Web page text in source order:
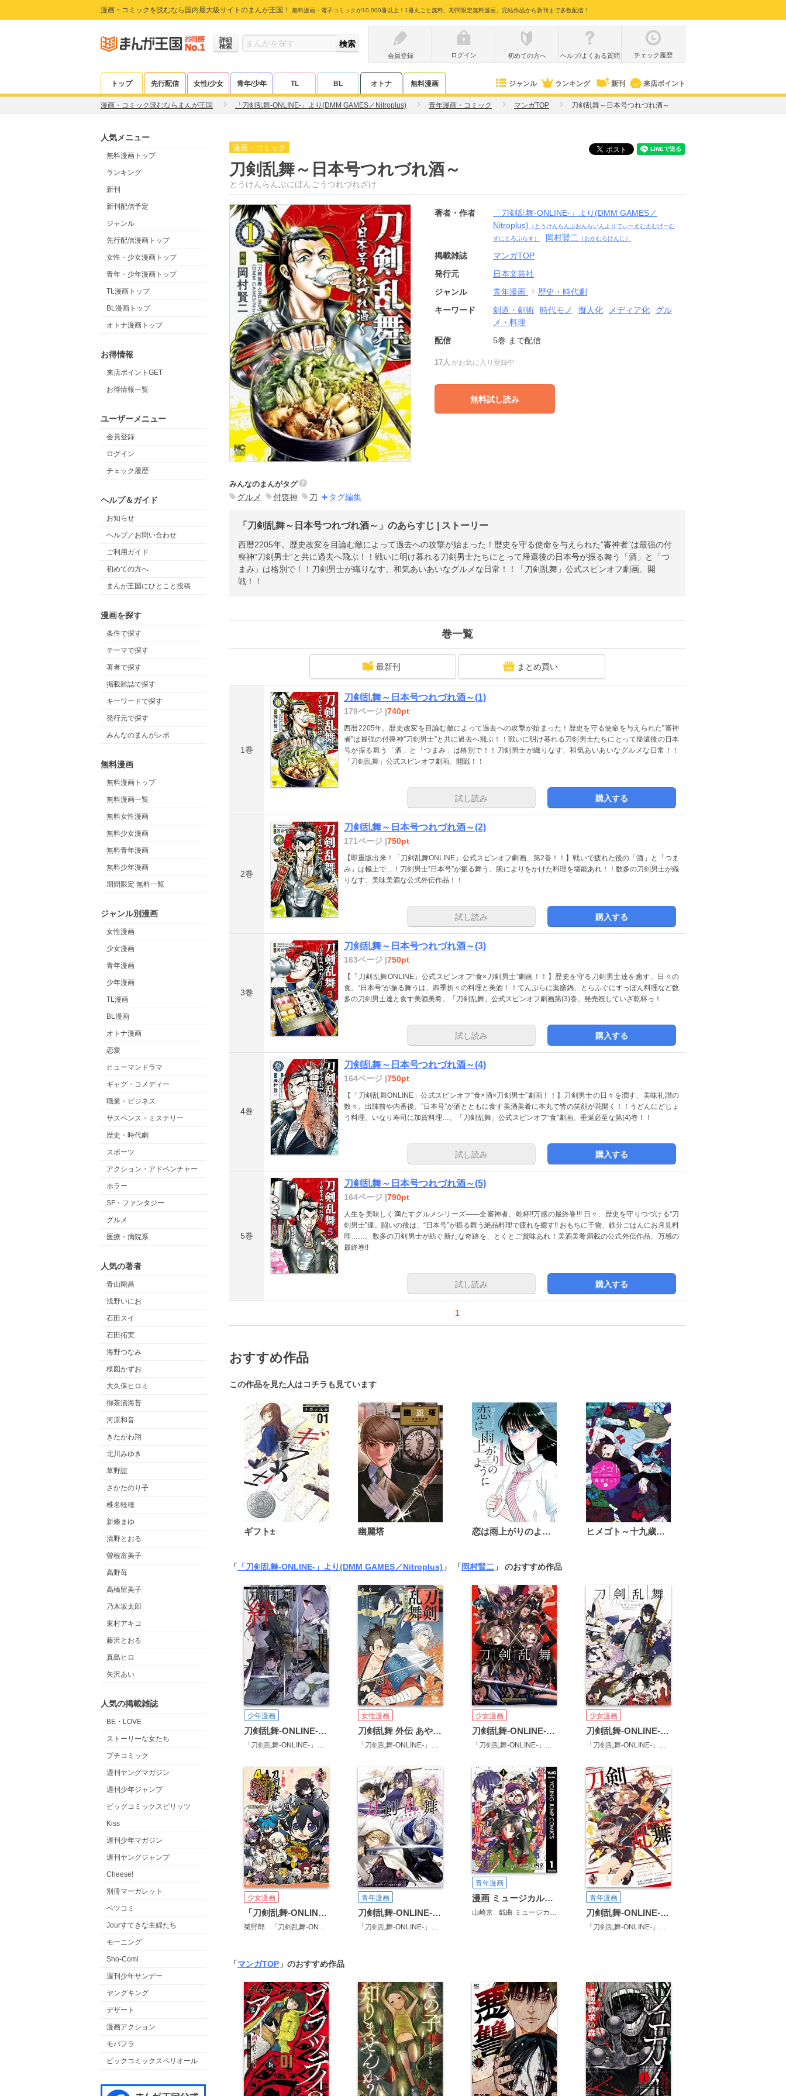
漫画・コミックを読むなら国内最大級サイトのまんが王国！ 無料漫画・電子コミックが10,000冊以上！1冊丸ごと無料、期間限定無料漫画、完結作品から新刊まで多数配信！
詳細
検索
会員登録
ログイン 初めての方へ ヘルプ/よくある質問 チェック履歴
トップ 先行配信 女性/少女 青年/少年 TL BL オトナ 無料漫画 ジャンル ランキング 新刊 来店ポイント
漫画・コミック読むならまんが王国 「刀剣乱舞-ONLINE-」より(DMM GAMES／Nitroplus) 青年漫画・コミック マンガTOP 刀剣乱舞～日本号つれづれ酒～
人気メニュー
無料漫画トップ
ランキング
新刊
新刊配信予定
ジャンル
先行配信漫画トップ
女性・少女漫画トップ
青年・少年漫画トップ
TL漫画トップ
BL漫画トップ
オトナ漫画トップ
お得情報
来店ポイントGET
お得情報一覧
ユーザーメニュー
会員登録
ログイン
チェック履歴
ヘルプ＆ガイド
お知らせ
ヘルプ／お問い合わせ
ご利用ガイド
初めての方へ
まんが王国にひとこと投稿
漫画を探す
条件で探す
テーマで探す
著者で探す
掲載雑誌で探す
キーワードで探す
発行元で探す
みんなのまんがレポ
無料漫画
無料漫画トップ
無料漫画一覧
無料女性漫画
無料少女漫画
無料青年漫画
無料少年漫画
期間限定 無料一覧
ジャンル別漫画
女性漫画
少女漫画
青年漫画
少年漫画
TL漫画
BL漫画
オトナ漫画
恋愛
ヒューマンドラマ
ギャグ・コメディー
職業・ビジネス
サスペンス・ミステリー
歴史・時代劇
スポーツ
アクション・アドベンチャー
ホラー
SF・ファンタジー
グルメ
医療・病院系
人気の著者
青山剛昌
浅野いにお
石田スイ
石田拓実
海野つなみ
楳図かずお
大久保ヒロミ
御茶漬海苔
河原和音
きたがわ翔
北川みゆき
草野誼
さかたのり子
椎名軽穂
新條まゆ
清野とおる
曽根富美子
高野苺
高橋留美子
乃木坂太郎
東村アキコ
藤沢とおる
真島ヒロ
矢沢あい
人気の掲載雑誌
BE・LOVE
ストーリーな女たち
プチコミック
週刊ヤングマガジン
週刊少年ジャンプ
ビッグコミックスピリッツ
Kiss
週刊少年マガジン
週刊ヤングジャンプ
Cheese!
別冊マーガレット
ベツコミ
Jourすてきな主婦たち
モーニング
Sho-Comi
週刊少年サンデー
ヤングキング
デザート
漫画アクション
モバフラ
ビックコミックスペリオール
漫画・コミック
刀剣乱舞～日本号つれづれ酒～
とうけんらんぶにほんごうつれづれざけ
著者・作者
「刀剣乱舞-ONLINE-」より(DMM GAMES／
Nitroplus) （とうけんらんぶおんらいんよりでぃーえむえむげーむ
ずにとろぷらす）
岡村賢二 （おかむらけんじ）
掲載雑誌
マンガTOP
発行元
日本文芸社
ジャンル
青年漫画
歴史・時代劇
キーワード
剣道・剣術 時代モノ 擬人化 メディア化
グル
メ・料理
配信
5巻 まで配信
17人 がお気に入り登録中
無料試し読み
みんなのまんがタグ
グルメ 付喪神 刀 タグ編集
「刀剣乱舞～日本号つれづれ酒～」のあらすじ | ストーリー
西暦2205年。歴史改変を目論む敵によって過去への攻撃が始まった！歴史を守る使命を与えられた”審神者”は最強の付
喪神”刀剣男士”と共に過去へ飛ぶ！！戦いに明け暮れる刀剣男士たちにとって帰還後の日本号が振る舞う「酒」と「つ
まみ」は格別で！！刀剣男士が織りなす、和気あいあいなグルメな日常！！「刀剣乱舞」公式スピンオフ劇画、開
戦！！
巻一覧
最新刊 まとめ買い
1巻
刀剣乱舞～日本号つれづれ酒～(1)
179ページ |740pt
西暦2205年。歴史改変を目論む敵によって過去への攻撃が始まった！歴史を守る使命を与えられた”審神
者”は最強の付喪神”刀剣男士”と共に過去へ飛ぶ！！戦いに明け暮れる刀剣男士たちにとって帰還後の日本
号が振る舞う「酒」と「つまみ」は格別で！！刀剣男士が織りなす、和気あいあいなグルメな日常！！
「刀剣乱舞」公式スピンオフ劇画、開戦！！
試し読み 購入する
2巻
刀剣乱舞～日本号つれづれ酒～(2)
171ページ |750pt
【即重版出来！「刀剣乱舞ONLINE」公式スピンオフ劇画、第2巻！！】戦いで疲れた後の「酒」と「つま
み」は極上で…！刀剣男士”日本号”が振る舞う、腕によりをかけた料理を堪能あれ！！数多の刀剣男士が織
りなす、美味美酒な公式外伝作品！！
試し読み 購入する
3巻
刀剣乱舞～日本号つれづれ酒～(3)
163ページ |750pt
【「刀剣乱舞ONLINE」公式スピンオフ“食×刀剣男士”劇画！！】歴史を守る刀剣男士達を癒す、日々の
食。”日本号”が振る舞うは、四季折々の料理と美酒！！てんぷらに薬膳鍋、とらふぐにすっぽん料理など数
多の刀剣男士達と食す美酒美肴。「刀剣乱舞」公式スピンオフ劇画第(3)巻、発売祝していざ乾杯っ！
試し読み 購入する
4巻
刀剣乱舞～日本号つれづれ酒～(4)
164ページ |750pt
【「刀剣乱舞ONLINE」公式スピンオフ“食×酒×刀剣男士”劇画！！】刀剣男士の日々を潤す、美味礼讃の
数々。出陣前や内番後、”日本号”が酒とともに食す美酒美肴に本丸で皆の笑顔が花開く！！うどんにどじょ
う料理、いなり寿司に加賀料理…。「刀剣乱舞」公式スピンオフ“食”劇画、垂涎必至な第(4)巻！！
試し読み 購入する
5巻
刀剣乱舞～日本号つれづれ酒～(5)
164ページ |790pt
人生を美味しく満たすグルメシリーズ――全審神者、乾杯!!万感の最終巻!!! 日々、歴史を守りつづける“刀
剣男士”達。闘いの後は、“日本号”が振る舞う絶品料理で疲れを癒す!! おもちに干物、鉄分ごはんにお月見料
理……。数多の刀剣男士が紡ぐ新たな奇跡を、とくとご賞味あれ！美酒美肴満載の公式外伝作品、万感の
最終巻!!
試し読み 購入する
1
おすすめ作品
この作品を見た人はコチラも見ています
ギフト± 幽麗塔 恋は雨上がりのように ヒメゴト～十九歳の制服～
「 「刀剣乱舞-ONLINE-」より(DMM GAMES／Nitroplus) 」 「岡村賢二 」 のおすすめ作品
少年漫画
刀剣乱舞-ONLINE-アンソロジーコミック刀剣乱舞-ONLINE-絆
「刀剣乱舞-ONLINE-」より(DMM GAMES／Nitroplus)
女性漫画
刀剣乱舞 外伝 あやかし譚
「刀剣乱舞-ONLINE-」より(DMM GAMES／Nitroplus) 蜷川ヤエコ
少女漫画
刀剣乱舞-ONLINE-アンソロジーコミック～スクエニの陣～
「刀剣乱舞-ONLINE-」より(DMM GAMES／Nitroplus)
少女漫画
刀剣乱舞-ONLINE-アンソロジーコミック～刀剣男士新風録～
「刀剣乱舞-ONLINE-」より(DMM GAMES／Nitroplus)
少女漫画
「刀剣乱舞-ONLINE-」アンソロジーコミック『4コマらんぶっ～ぷちらんぶっ～』
菊野郎 「刀剣乱舞-ONLINE-」より(DMM GAMES／Nitroplus)
青年漫画
刀剣乱舞-ONLINE-アンソロジー ～戦場にきらめく刃～
「刀剣乱舞-ONLINE-」より(DMM GAMES／Nitroplus)
青年漫画
漫画 ミュージカル『刀剣乱舞』阿津賀志山異聞
山崎京 戯曲 ミュージカル『刀剣乱舞』～阿津賀志山異聞～(脚本：御笠ノ忠次)
青年漫画
刀剣乱舞-ONLINE-アンソロジー ～戦場に咲かせる花～
「刀剣乱舞-ONLINE-」より(DMM GAMES／Nitroplus)
「マンガTOP 」のおすすめ作品